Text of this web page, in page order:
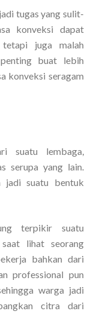
tugas yang sulit-
konveksi dapat
tetapi juga malah
buat lebih
konveksi seragam
suatu lembaga,
serupa yang lain.
jadi suatu bentuk
terpikir suatu
lihat seorang
bahkan dari
professional pun
warga jadi
citra dari